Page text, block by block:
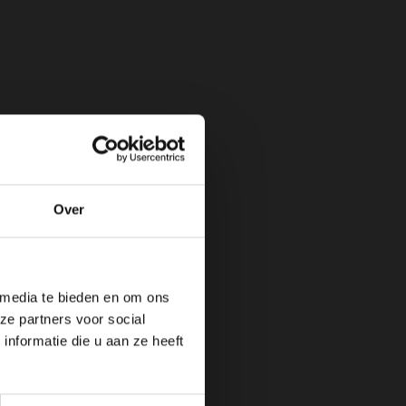
Over
te bieden en om ons
partners voor social
die u aan ze heeft